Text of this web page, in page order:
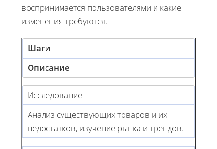
воспринимается пользователями и какие
изменения требуются.
Шаги
Описание
Исследование
Анализ существующих товаров и их
недостатков, изучение рынка и трендов.